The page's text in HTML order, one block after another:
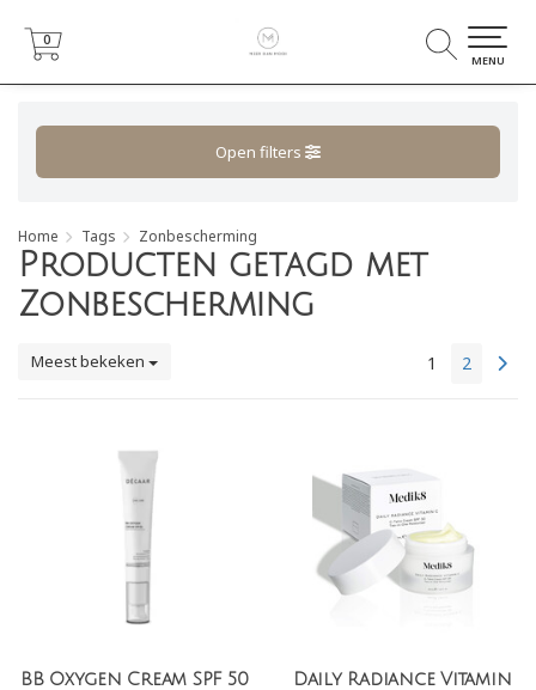
0
0
MENU
Open filters
Home Tags Zonbescherming
Producten getagd met
Zonbescherming
Meest bekeken 1 2
BB Oxygen Cream SPF 50
Daily Radiance Vitamin